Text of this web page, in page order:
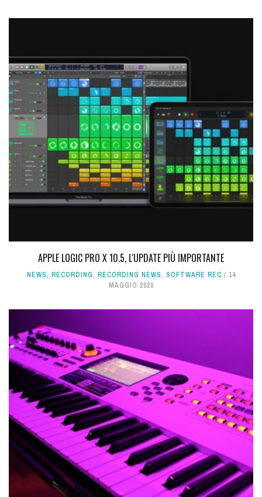
APPLE LOGIC PRO X 10.5, L'UPDATE PIÙ IMPORTANTE
NEWS, RECORDING, RECORDING NEWS, SOFTWARE REC
14
MAGGIO 2020